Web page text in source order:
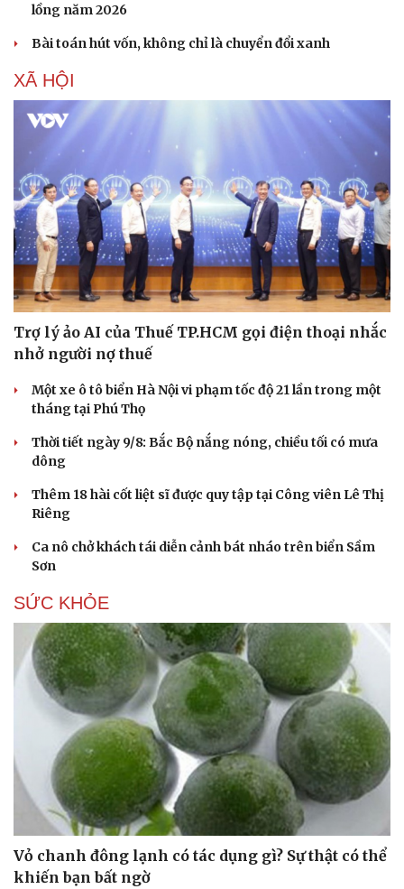
Cải chính
lồng năm 2026
Bài toán hút vốn, không chỉ là chuyển đổi xanh
XÃ HỘI
Trợ lý ảo AI của Thuế TP.HCM gọi điện thoại nhắc
nhở người nợ thuế
Một xe ô tô biển Hà Nội vi phạm tốc độ 21 lần trong một
tháng tại Phú Thọ
Thời tiết ngày 9/8: Bắc Bộ nắng nóng, chiều tối có mưa
dông
Thêm 18 hài cốt liệt sĩ được quy tập tại Công viên Lê Thị
Riêng
Ca nô chở khách tái diễn cảnh bát nháo trên biển Sầm
Sơn
SỨC KHỎE
Vỏ chanh đông lạnh có tác dụng gì? Sự thật có thể
khiến bạn bất ngờ